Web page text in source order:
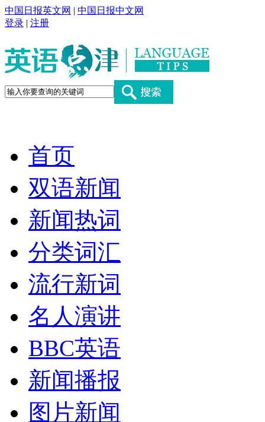
中国日报英文网 | 中国日报中文网
登录 | 注册
首页
双语新闻
新闻热词
分类词汇
流行新词
名人演讲
BBC英语
新闻播报
图片新闻